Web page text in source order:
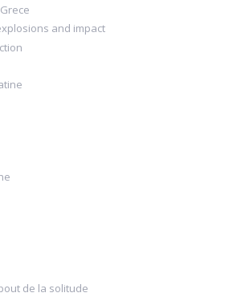
and impact
de la solitude